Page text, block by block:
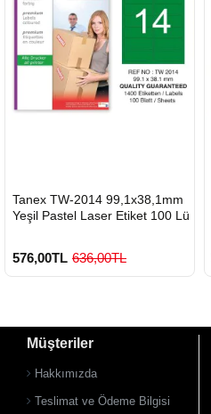
900 TL Üzeri Kargo Ücretsiz
GÖNDERİ
Tanex TW-2014 99,1x38,1mm
Yeşil Pastel Laser Etiket 100 Lü
576,00TL 636,00TL
Müşteriler
Hakkımızda
Teslimat ve Ödeme Bilgisi